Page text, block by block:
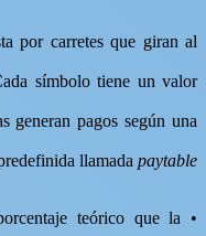
por carretes que giran al
símbolo tiene un valor
generan pagos según una
llamadapaytable
teórico que la